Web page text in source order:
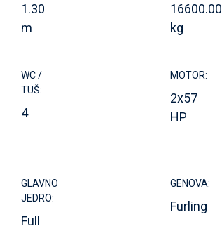
1.30
m
16600.00
kg
WC /
TUŠ:
4
MOTOR:
2x57
HP
GLAVNO
JEDRO:
Full
GENOVA:
Furling